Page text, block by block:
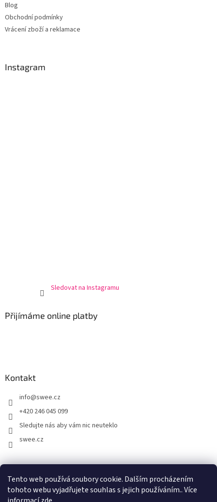
Tento web používá soubory cookie. Dalším procházením
tohoto webu vyjadřujete souhlas s jejich používáním.. Více
Blog
Obchodní podmínky
Vrácení zboží a reklamace
Instagram
Sledovat na Instagramu
Přijímáme online platby
Kontakt
info@swee.cz
+420 246 045 099
Sledujte nás aby vám nic neuteklo
swee.cz